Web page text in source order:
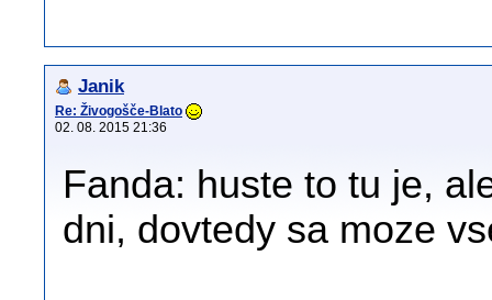
Janik
Re: Živogošče-Blato
02. 08. 2015 21:36
Fanda: huste to tu je,
dni, dovtedy sa moze